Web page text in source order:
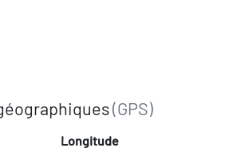
(GPS)
Longitude